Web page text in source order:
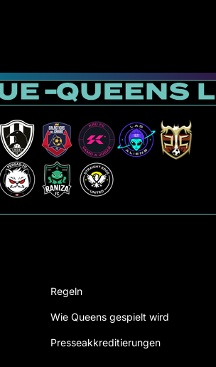
Regeln
Wie Queens gespielt wird
Presseakkreditierungen